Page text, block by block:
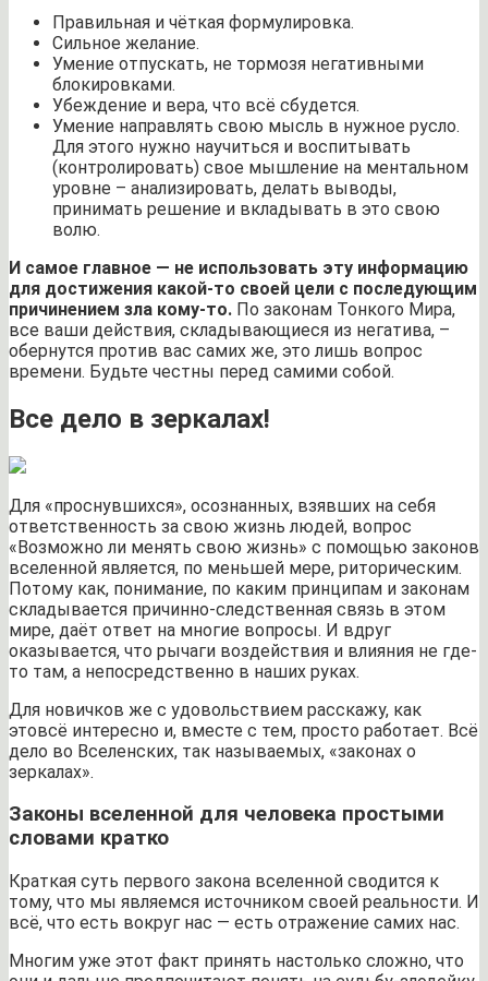
Правильная и чёткая формулировка.
Сильное желание.
Умение отпускать, не тормозя негативными
блокировками.
Убеждение и вера, что всё сбудется.
Умение направлять свою мысль в нужное русло.
Для этого нужно научиться и воспитывать
(контролировать) свое мышление на ментальном
уровне – анализировать, делать выводы,
принимать решение и вкладывать в это свою
волю.
И самое главное — не использовать эту информацию
для достижения какой-то своей цели с последующим
причинением зла кому-то. По законам Тонкого Мира,
все ваши действия, складывающиеся из негатива, –
обернутся против вас самих же, это лишь вопрос
времени. Будьте честны перед самими собой.
Все дело в зеркалах!
Для «проснувшихся», осознанных, взявших на себя
ответственность за свою жизнь людей, вопрос
«Возможно ли менять свою жизнь» с помощью законов
вселенной является, по меньшей мере, риторическим.
Потому как, понимание, по каким принципам и законам
складывается причинно-следственная связь в этом
мире, даёт ответ на многие вопросы. И вдруг
оказывается, что рычаги воздействия и влияния не где-
то там, а непосредственно в наших руках.
Для новичков же с удовольствием расскажу, как
этовсё интересно и, вместе с тем, просто работает. Всё
дело во Вселенских, так называемых, «законах о
зеркалах».
Законы вселенной для человека простыми
словами кратко
Краткая суть первого закона вселенной сводится к
тому, что мы являемся источником своей реальности. И
всё, что есть вокруг нас — есть отражение самих нас.
Многим уже этот факт принять настолько сложно, что